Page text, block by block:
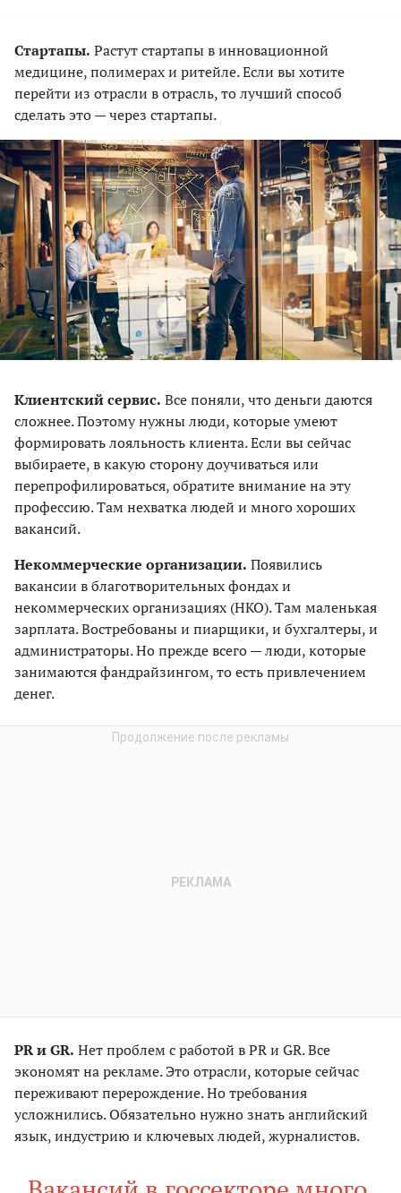
Стартапы. Растут стартапы в инновационной
медицине, полимерах и ритейле. Если вы хотите
перейти из отрасли в отрасль, то лучший способ
сделать это — через стартапы.
Клиентский сервис. Все поняли, что деньги даются
сложнее. Поэтому нужны люди, которые умеют
формировать лояльность клиента. Если вы сейчас
выбираете, в какую сторону доучиваться или
перепрофилироваться, обратите внимание на эту
профессию. Там нехватка людей и много хороших
вакансий.
Некоммерческие организации. Появились
вакансии в благотворительных фондах и
некоммерческих организациях (НКО). Там маленькая
зарплата. Востребованы и пиарщики, и бухгалтеры, и
администраторы. Но прежде всего — люди, которые
занимаются фандрайзингом, то есть привлечением
денег.
PR и GR. Нет проблем с работой в PR и GR. Все
экономят на рекламе. Это отрасли, которые сейчас
переживают перерождение. Но требования
усложнились. Обязательно нужно знать английский
язык, индустрию и ключевых людей, журналистов.